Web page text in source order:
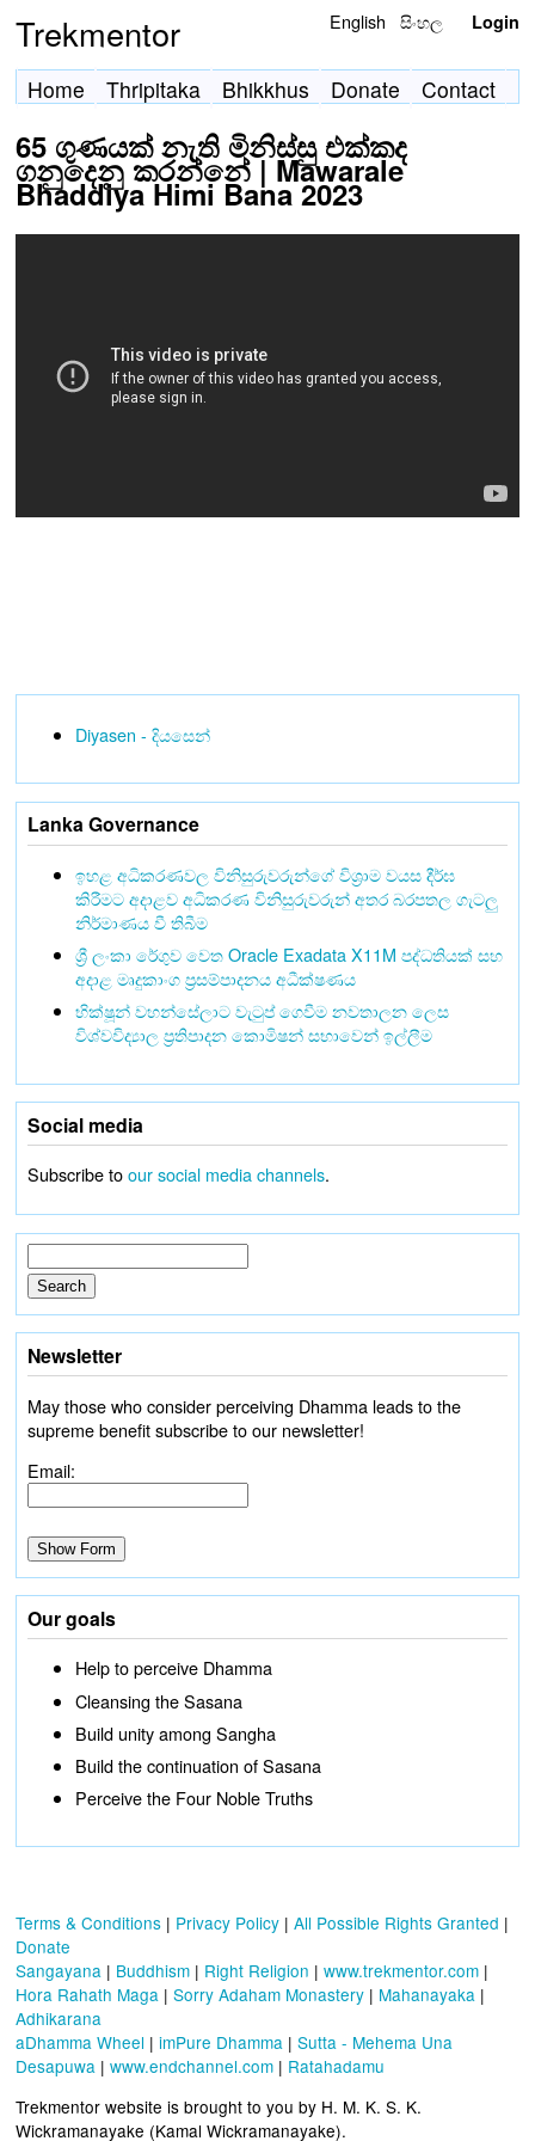
Trekmentor English සිංහල Login
Home Thripitaka Bhikkhus Donate Contact
65 ගුණයක් නැති මිනිස්සු එක්කද
ගනුදෙනු කරන්නේ | Mawarale
Bhaddiya Himi Bana 2023
Diyasen - දියසෙන්
Lanka Governance
ඉහළ අධිකරණවල විනිසුරුවරුන්ගේ විශ්‍රාම වයස දීර්ඝ
කිරීමට අදාළව අධිකරණ විනිසුරුවරුන් අතර බරපතල ගැටලු
නිර්මාණය වී තිබීම
ශ්‍රී ලංකා රේගුව වෙත Oracle Exadata X11M පද්ධතියක් සහ
අදාළ මෘදුකාංග ප්‍රසම්පාදනය අධීක්ෂණය
භික්ෂූන් වහන්සේලාට වැටුප් ගෙවීම නවතාලන ලෙස
විශ්වවිද්‍යාල ප්‍රතිපාදන කොමිෂන් සභාවෙන් ඉල්ලීම
Social media
Subscribe toour social media channels.
Newsletter
May those who consider perceiving Dhamma leads to the
supreme benefit subscribe to our newsletter!
Email:
Our goals
Help to perceive Dhamma
Cleansing the Sasana
Build unity among Sangha
Build the continuation of Sasana
Perceive the Four Noble Truths
Terms & Conditions | Privacy Policy | All Possible Rights Granted |
Donate
Sangayana | Buddhism | Right Religion | www.trekmentor.com |
Hora Rahath Maga | Sorry Adaham Monastery | Mahanayaka |
Adhikarana
aDhamma Wheel | imPure Dhamma | Sutta - Mehema Una
Desapuwa | www.endchannel.com | Ratahadamu
Trekmentor website is brought to you by H. M. K. S. K.
Wickramanayake (Kamal Wickramanayake).